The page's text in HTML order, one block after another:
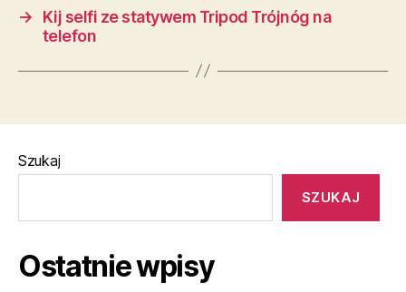
→
Kij selfi ze statywem Tripod Trójnóg na
telefon
Szukaj
SZUKAJ
Ostatnie wpisy